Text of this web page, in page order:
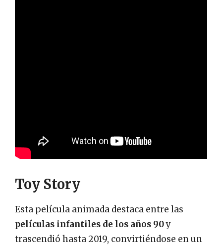
Toy Story
Esta película animada destaca entre las
películas infantiles de los años 90y
trascendió hasta 2019, convirtiéndose en un